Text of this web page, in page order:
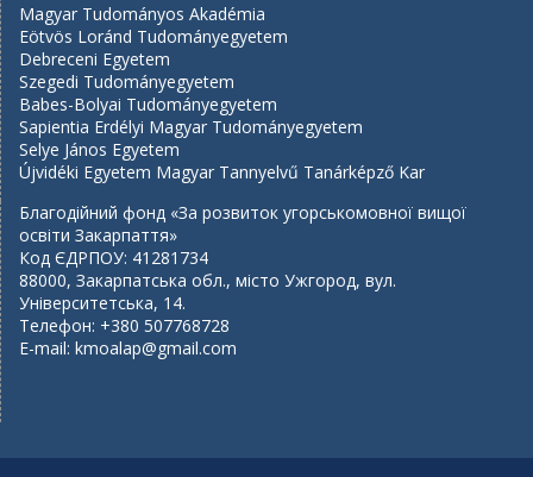
Magyar Tudományos Akadémia
Eötvös Loránd Tudományegyetem
Debreceni Egyetem
Szegedi Tudományegyetem
Babes-Bolyai Tudományegyetem
Sapientia Erdélyi Magyar Tudományegyetem
Selye János Egyetem
Újvidéki Egyetem Magyar Tannyelvű Tanárképző Kar
Благодійний фонд «За розвиток угорськомовної вищої
освіти Закарпаття»
Код ЄДРПОУ: 41281734
88000, Закарпатська обл., місто Ужгород, вул.
Університетська, 14.
Телефон: +380 507768728
E-mail: kmoalap@gmail.com